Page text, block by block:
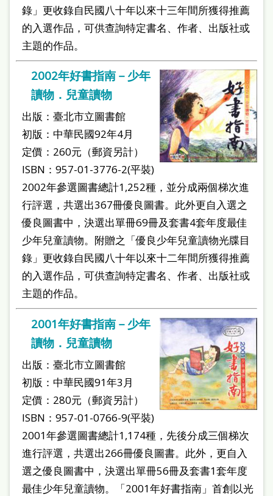
錄」更收錄自民國八十年以來十三年間所獲得推薦
的入選作品，可供查詢特定書名、作者、出版社或
主題的作品。
2002年好書指南－少年
讀物．兒童讀物
出版：臺北市立圖書館
初版：中華民國92年4月
定價：260元（郵資另計）
ISBN：957-01-3776-2(平裝)
2002年參選圖書總計1,252種，並分成兩個梯次進
行評選，共選出367冊優良圖書。此外更自入選之
優良圖書中，決選出單冊69冊及套書4套年度最佳
少年兒童讀物。附贈之「優良少年兒童讀物光牒目
錄」更收錄自民國八十年以來十二年間所獲得推薦
的入選作品，可供查詢特定書名、作者、出版社或
主題的作品。
2001年好書指南－少年
讀物．兒童讀物
出版：臺北市立圖書館
初版：中華民國91年3月
定價：280元（郵資另計）
ISBN：957-01-0766-9(平裝)
2001年參選圖書總計1,174種，先後分成三個梯次
進行評選，共選出266冊優良圖書。此外，更自入
選之優良圖書中，決選出單冊56冊及套書1套年度
最佳少年兒童讀物。「2001年好書指南」首創以光